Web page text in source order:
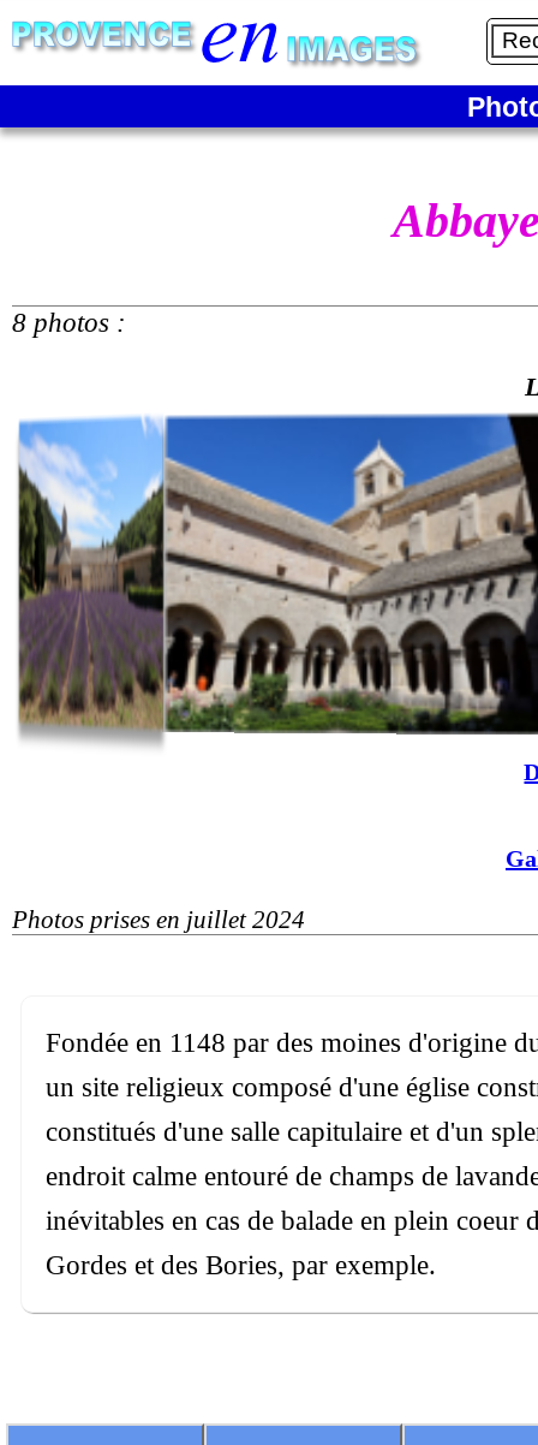
8 photos :
Photos prises en juillet 2024
Fondée en 1148 par des moines d'origine
un site religieux composé d'une église
constitués d'une salle capitulaire et d'un
endroit calme entouré de champs de
inévitables en cas de balade en plein coeur
Gordes et des Bories, par exemple.